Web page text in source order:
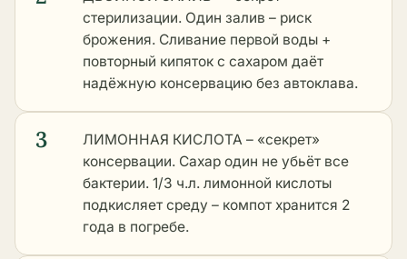
стерилизации. Один залив – риск
брожения. Сливание первой воды +
повторный кипяток с сахаром даёт
надёжную консервацию без автоклава.
3
ЛИМОННАЯ КИСЛОТА – «секрет»
консервации. Сахар один не убьёт все
бактерии. 1/3 ч.л. лимонной кислоты
подкисляет среду – компот хранится 2
года в погребе.